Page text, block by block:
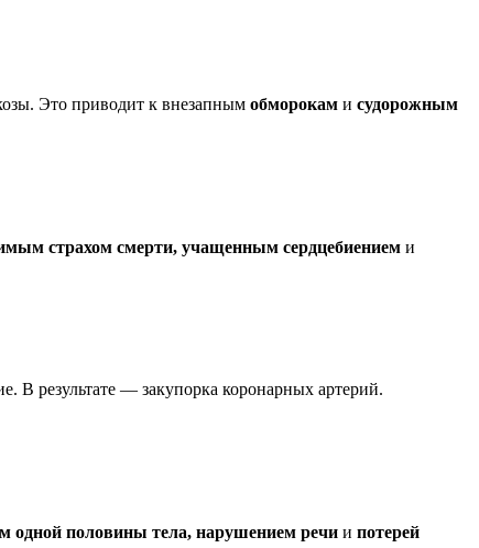
Это приводит к внезапным обморокам и судорожным
страхом смерти, учащенным сердцебиением и
В результате — закупорка коронарных артерий.
одной половины тела, нарушением речи и потерей